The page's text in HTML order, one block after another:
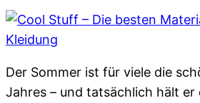
Der Sommer ist für viele die
Jahres – und tatsächlich hält er